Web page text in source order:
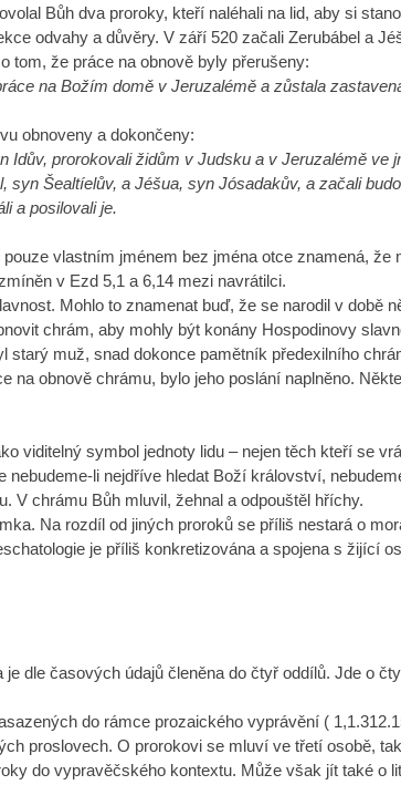
Bůh dva proroky, kteří naléhali na lid, aby si
odvahy a důvěry. V září 520 začali Zerubábel a
tom, že práce na obnově byly přerušeny:
na Božím domě v Jeruzalémě a zůstala
obnoveny a dokončeny:
Idův, prorokovali židům v Judsku a v Jeruzalémě ve
syn Šealtíelův, a Jéšua, syn Jósadakův, a začali
a posilovali je.
vlastním jménem bez jména otce znamená, že
v Ezd 5,1 a 6,14 mezi navrátilci.
Mohlo to znamenat buď, že se narodil v době
chrám, aby mohly být konány Hospodinovy
starý muž, snad dokonce pamětník předexilního
na obnově chrámu, bylo jeho poslání naplněno.
viditelný symbol jednoty lidu – nejen těch kteří se
nebudeme-li nejdříve hledat Boží království,
V chrámu Bůh mluvil, žehnal a odpouštěl hříchy.
Na rozdíl od jiných proroků se příliš nestará o
je příliš konkretizována a spojena s žijící
dle časových údajů členěna do čtyř oddílů. Jde o
do rámce prozaického vyprávění (
proslovech. O prorokovi se mluví ve třetí osobě,
do vypravěčského kontextu. Může však jít také o